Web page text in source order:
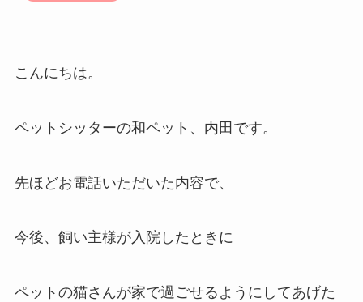
こんにちは。
ペットシッターの和ペット、内田です。
先ほどお電話いただいた内容で、
今後、飼い主様が入院したときに
ペットの猫さんが家で過ごせるようにしてあげた